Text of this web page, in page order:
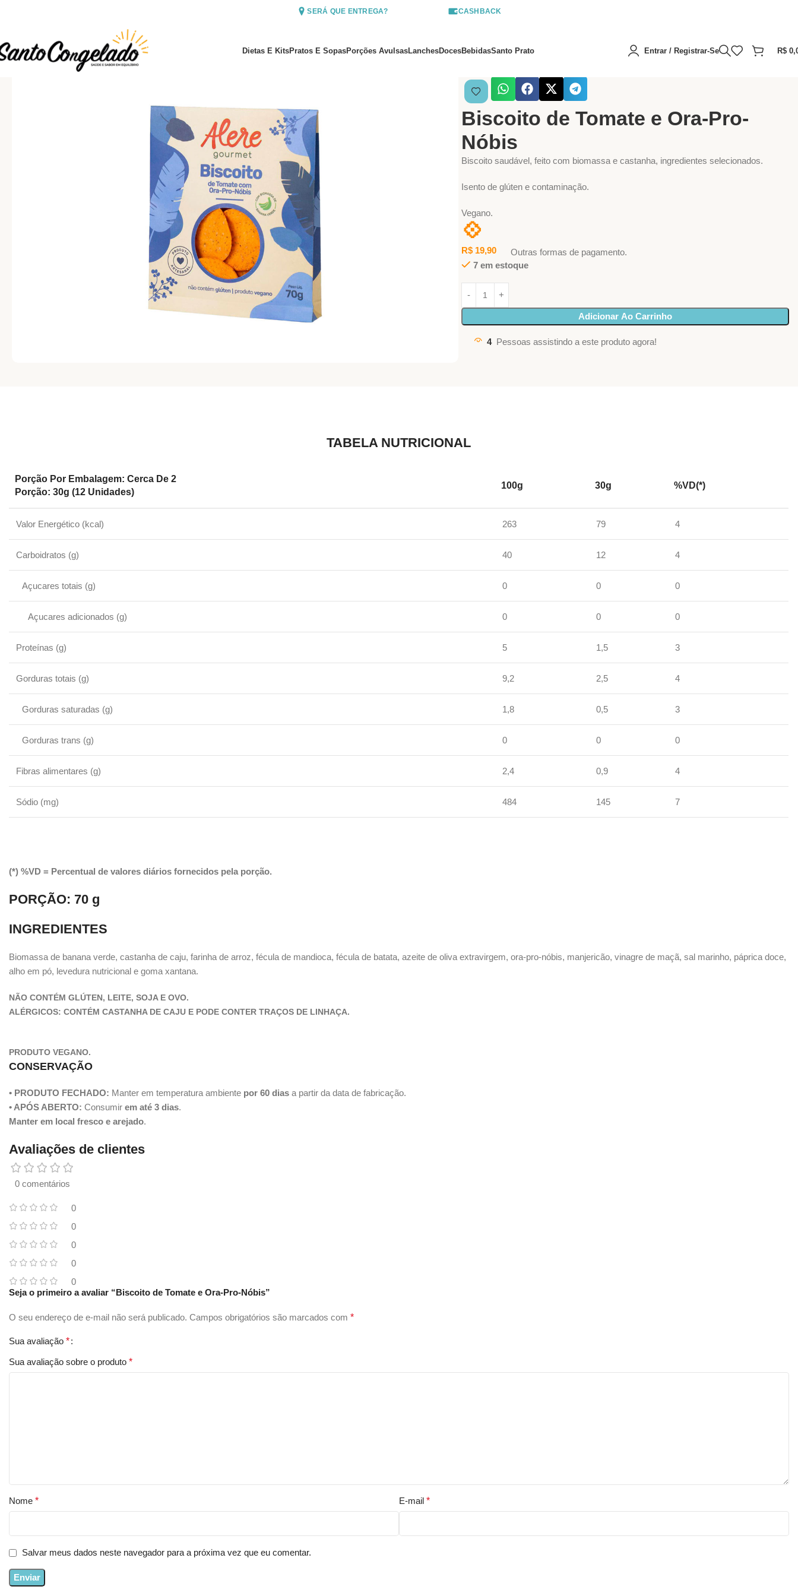
SERÁ QUE ENTREGA? CASHBACK
Dietas E KitsPratos E SopasPorções AvulsasLanchesDocesBebidasSanto Prato Entrar / Registrar-Se R$
Biscoito de Tomate e Ora-Pro-
Nóbis
Biscoito saudável, feito com biomassa e castanha, ingredientes selecionados.
Isento de glúten e contaminação.
Vegano.
💠
R$ 19,90
Outras formas de pagamento.
7 em estoque
Adicionar Ao Carrinho
4 Pessoas assistindo a este produto agora!
TABELA NUTRICIONAL
Porção Por Embalagem: Cerca De 2
Porção: 30g (12 Unidades)
100g 30g %VD(*)
Valor Energético (kcal) 263 79 4
Carboidratos (g) 40 12 4
Açucares totais (g) 0 0 0
Açucares adicionados (g) 0 0 0
Proteínas (g) 5 1,5 3
Gorduras totais (g) 9,2 2,5 4
Gorduras saturadas (g) 1,8 0,5 3
Gorduras trans (g) 0 0 0
Fibras alimentares (g) 2,4 0,9 4
Sódio (mg) 484 145 7
(*) %VD = Percentual de valores diários fornecidos pela porção.
PORÇÃO: 70 g
INGREDIENTES
Biomassa de banana verde, castanha de caju, farinha de arroz, fécula de mandioca, fécula de batata, azeite de oliva extravirgem, ora-pro-nóbis, manjericão, vinagre de maçã, sal marinho, páprica doce,
alho em pó, levedura nutricional e goma xantana.
NÃO CONTÉM GLÚTEN, LEITE, SOJA E OVO.
ALÉRGICOS: CONTÉM CASTANHA DE CAJU E PODE CONTER TRAÇOS DE LINHAÇA.
PRODUTO VEGANO.
CONSERVAÇÃO
• PRODUTO FECHADO: Manter em temperatura ambiente por 60 dias a partir da data de fabricação.
• APÓS ABERTO: Consumir em até 3 dias.
Manter em local fresco e arejado.
Avaliações de clientes
0 comentários
0
0
0
0
0
Seja o primeiro a avaliar “Biscoito de Tomate e Ora-Pro-Nóbis”
O seu endereço de e-mail não será publicado. Campos obrigatórios são marcados com *
Sua avaliação *
Sua avaliação sobre o produto *
Nome * E-mail *
Salvar meus dados neste navegador para a próxima vez que eu comentar.